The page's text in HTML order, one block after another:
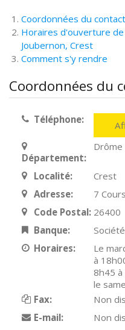
Coordonnées du contact
Horaires d'ouverture de
Joubernon, Crest
Comment s'y rendre
Coordonnées du
Téléphone:
Département:
Drôme
Localité:
Crest
Adresse:
7
Code Postal: 26400
Banque:
Horaires:
Le
à
8h45
le
Fax:
Non
E-mail:
Non